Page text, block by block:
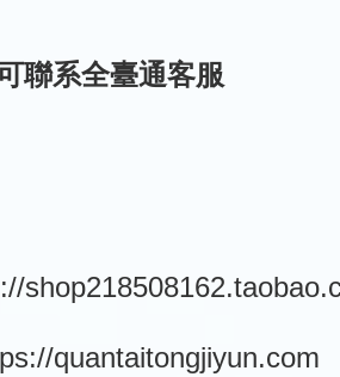
聯系全臺通客服
quantaitongjiyun.com